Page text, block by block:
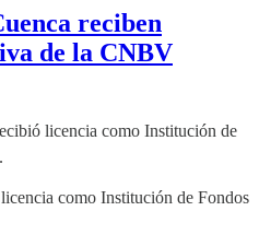
reciben
de la CNBV
licencia como Institución de
como Institución de Fondos